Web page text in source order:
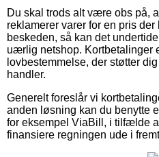
Du skal trods alt være obs på,
reklamerer varer for en pris
beskeden, så kan det
uærlig netshop. Kortbetalinger
lovbestemmelse, der støtter
handler.
Generelt foreslår vi
anden løsning kan du benytte
for eksempel ViaBill, i tilfælde
finansiere regningen ude i